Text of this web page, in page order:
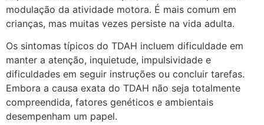
modulação da atividade motora. É mais comum em
crianças, mas muitas vezes persiste na vida adulta.
Os sintomas típicos do TDAH incluem dificuldade em
manter a atenção, inquietude, impulsividade e
dificuldades em seguir instruções ou concluir tarefas.
Embora a causa exata do TDAH não seja totalmente
compreendida, fatores genéticos e ambientais
desempenham um papel.